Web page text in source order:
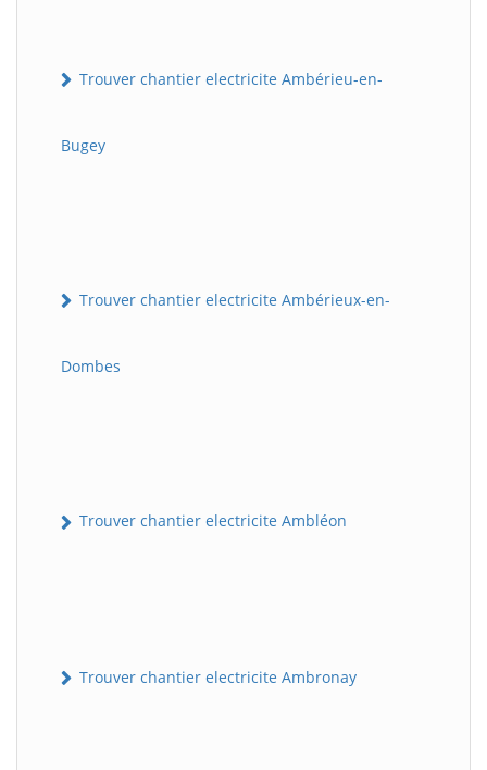
Trouver chantier electricite Ambérieu-en-
Bugey
Trouver chantier electricite Ambérieux-en-
Dombes
Trouver chantier electricite Ambléon
Trouver chantier electricite Ambronay